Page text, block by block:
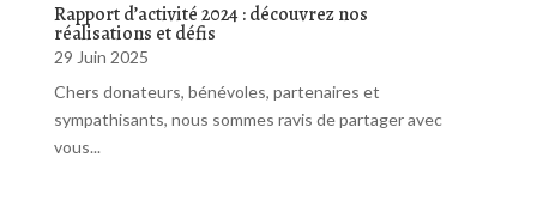
Rapport d’activité 2024 : découvrez nos
réalisations et défis
29 Juin 2025
Chers donateurs, bénévoles, partenaires et
sympathisants, nous sommes ravis de partager avec
vous...